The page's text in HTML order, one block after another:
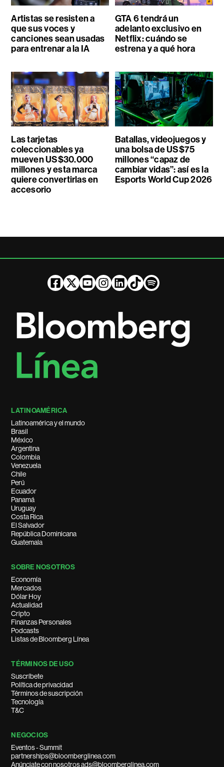
Artistas se resisten a
que sus voces y
canciones sean usadas
para entrenar a la IA
GTA 6 tendrá un
adelanto exclusivo en
Netflix: cuándo se
estrena y a qué hora
Las tarjetas
coleccionables ya
mueven US$30.000
millones y esta marca
quiere convertirlas en
accesorio
Batallas, videojuegos y
una bolsa de US$75
millones “capaz de
cambiar vidas”: así es la
Esports World Cup 2026
LATINOAMÉRICA
Latinoamérica y el mundo
Brasil
México
Argentina
Colombia
Venezuela
Chile
Perú
Ecuador
Panamá
Uruguay
Costa Rica
El Salvador
República Dominicana
Guatemala
SOBRE NOSOTROS
Economía
Mercados
Dólar Hoy
Actualidad
Cripto
Finanzas Personales
Podcasts
Listas de Bloomberg Línea
TÉRMINOS DE USO
Suscríbete
Política de privacidad
Términos de suscripción
Tecnología
T&C
NEGOCIOS
Eventos - Summit
partnerships@bloomberglinea.com
Anúnciate con nosotros ads@bloomberglinea.com